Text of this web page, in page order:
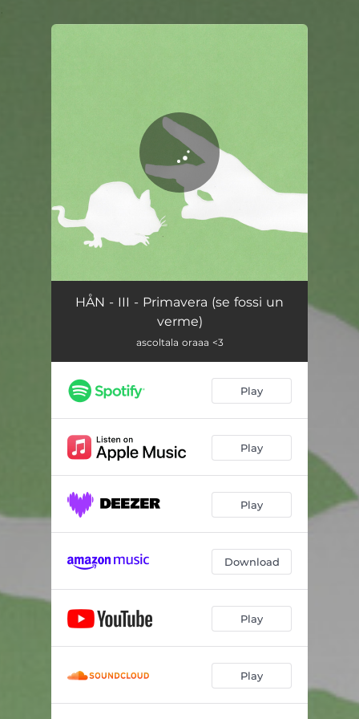
III - Primavera (se fossi un verme) 02:49
HÅN - III - Primavera (se fossi un
verme)
ascoltala oraaa <3
Play
Play
Play
Download
Play
Play